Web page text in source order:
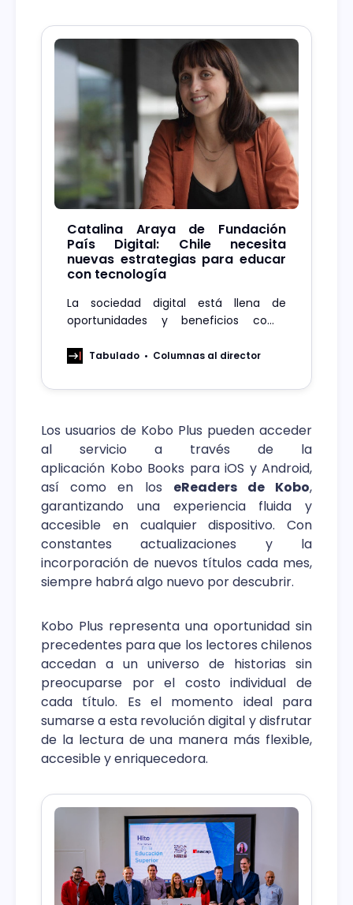
Catalina Araya de Fundación
País Digital: Chile necesita
nuevas estrategias para educar
con tecnología
La sociedad digital está llena de
oportunidades y beneficios como
lo importante hoy, es comprender el
educar en esta nueva materia.
Tabulado Columnas al director
Los usuarios de Kobo Plus pueden acceder
al servicio a través de la
aplicación Kobo Books para iOS y Android,
así como en los eReaders de Kobo,
garantizando una experiencia fluida y
accesible en cualquier dispositivo. Con
constantes actualizaciones y la
incorporación de nuevos títulos cada mes,
siempre habrá algo nuevo por descubrir.
Kobo Plus representa una oportunidad sin
precedentes para que los lectores chilenos
accedan a un universo de historias sin
preocuparse por el costo individual de
cada título. Es el momento ideal para
sumarse a esta revolución digital y disfrutar
de la lectura de una manera más flexible,
accesible y enriquecedora.